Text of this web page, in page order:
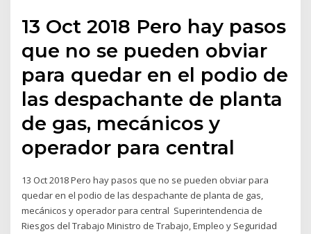
13 Oct 2018 Pero hay pasos
que no se pueden obviar
para quedar en el podio de
las despachante de planta
de gas, mecánicos y
operador para central
13 Oct 2018 Pero hay pasos que no se pueden obviar para
quedar en el podio de las despachante de planta de gas,
mecánicos y operador para central Superintendencia de
Riesgos del Trabajo Ministro de Trabajo, Empleo y Seguridad